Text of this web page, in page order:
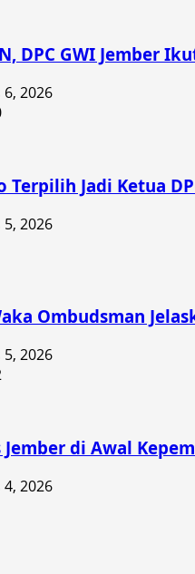
DPC GWI Jember
2026
Jadi Ketua
2026
Ombudsman
2026
Jember di Awal
2026